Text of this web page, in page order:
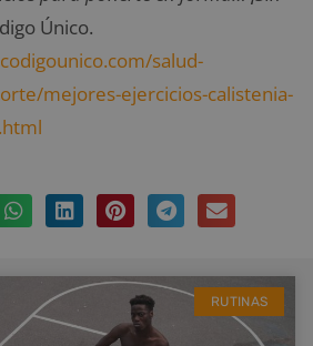
Único.
salud-
mejores-ejercicios-calistenia-
RUTINAS